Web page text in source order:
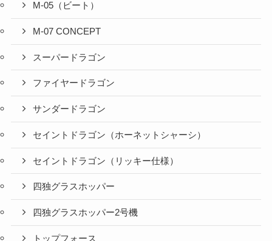
M-05（ビート）
M-07 CONCEPT
スーパードラゴン
ファイヤードラゴン
サンダードラゴン
セイントドラゴン（ホーネットシャーシ）
セイントドラゴン（リッキー仕様）
四独グラスホッパー
四独グラスホッパー2号機
トップフォース